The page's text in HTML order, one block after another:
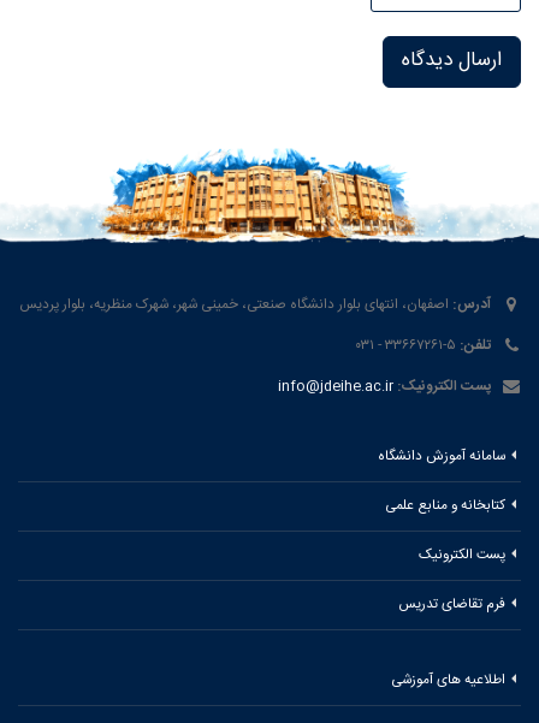
آدرس: اصفهان، انتهای بلوار دانشگاه صنعتی، خمینی شهر، شهرک منظریه، بلوار پردیس
تلفن: ۵-۳۳۶۶۷۲۶۱ - ۰۳۱
پست الکترونیک: info@jdeihe.ac.ir
سامانه آموزش دانشگاه
کتابخانه و منابع علمی
پست الکترونیک
فرم تقاضای تدریس
اطلاعیه های آموزشی